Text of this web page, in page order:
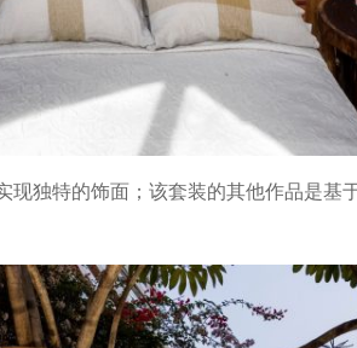
独特的饰面；该套装的其他作品是基